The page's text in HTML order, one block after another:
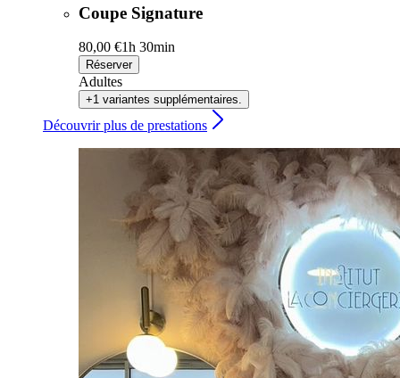
Coupe Signature
80,00 €1h 30min
Réserver
Adultes
+1 variantes supplémentaires.
Découvrir plus de prestations